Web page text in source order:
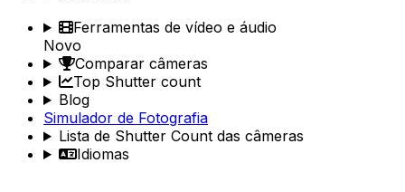
Ferramentas de vídeo e áudio
Novo
Comparar câmeras
Top Shutter count
Blog
Simulador de Fotografia
Lista de Shutter Count das câmeras
Idiomas